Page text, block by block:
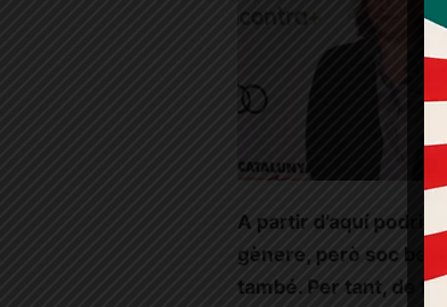
A partir d’aquí podria
gènere, però soc ben
també. Per tant, de